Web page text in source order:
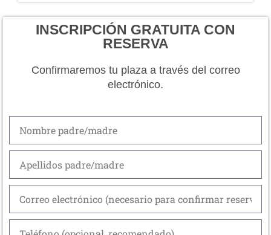
INSCRIPCIÓN GRATUITA CON
RESERVA
Confirmaremos tu plaza a través del correo
electrónico.